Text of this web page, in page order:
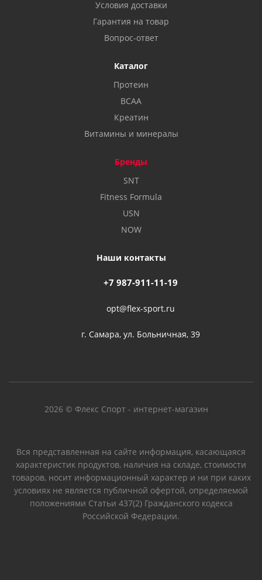
Условия доставки
Гарантия на товар
Вопрос-ответ
Каталог
Протеин
BCAA
Креатин
Витамины и минералы
Бренды
SNT
Fitness Formula
USN
NOW
Наши контакты
+7 987-911-11-19
opt@flex-sport.ru
г. Самара, ул. Больничная, 39
2026 © Флекс Спорт - интернет-магазин
Вся представленная на сайте информация, касающаяся
характеристик продуктов, наличия на складе, стоимости
товаров, носит информационный характер и ни при каких
условиях не является публичной офертой, определяемой
положениями Статьи 437(2) Гражданского кодекса
Российской Федерации.